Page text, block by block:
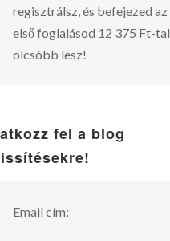
regisztrálsz, és befejezed az
első foglalásod 12 375 Ft-tal
olcsóbb lesz!
fel a blog
Email cím: